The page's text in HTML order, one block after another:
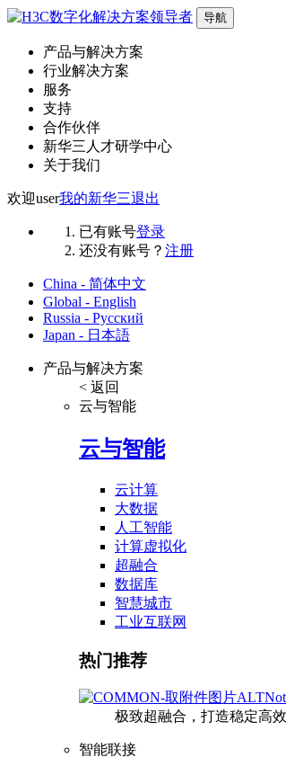
导航
产品与解决方案
行业解决方案
服务
支持
合作伙伴
新华三人才研学中心
关于我们
欢迎user我的新华三退出
已有账号登录
还没有账号？ 注册
China - 简体中文
Global - English
Russia - Русский
Japan - 日本語
产品与解决方案
< 返回
云与智能
云与智能
云计算
大数据
人工智能
计算虚拟化
超融合
数据库
智慧城市
工业互联网
热门推荐
极致超融合，打造稳定高
智能联接